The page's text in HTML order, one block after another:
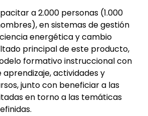
a 2.000 personas (1.000
en sistemas de gestión
energética y cambio
principal de este producto,
formativo instruccional con
actividades y
junto con beneficiar a las
en torno a las temáticas